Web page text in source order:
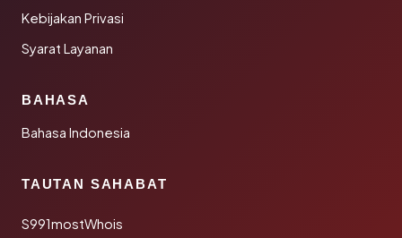
Kebijakan Privasi
Syarat Layanan
BAHASA
Bahasa Indonesia
TAUTAN SAHABAT
S991mostWhois